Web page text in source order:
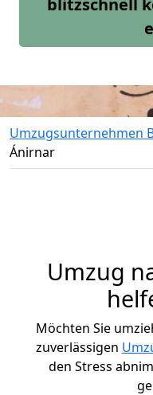
blitzschnell
Umzugsunternehmen
Ánirnar
Umzug
Möchten Sie
zuverlässigen
den Stress